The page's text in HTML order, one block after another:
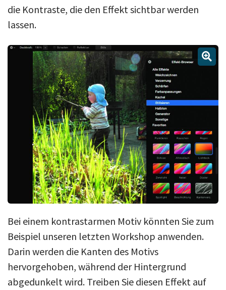
die Kontraste, die den Effekt sichtbar werden
lassen.
Bei einem kontrastarmen Motiv könnten Sie zum
Beispiel unseren letzten Workshop anwenden.
Darin werden die Kanten des Motivs
hervorgehoben, während der Hintergrund
abgedunkelt wird. Treiben Sie diesen Effekt auf